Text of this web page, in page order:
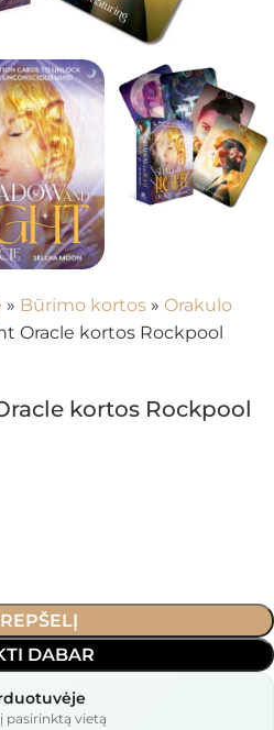
» Būrimo kortos » Orakulo
Oracle kortos Rockpool
kortos Rockpool
DABAR
pasirinktą vietą